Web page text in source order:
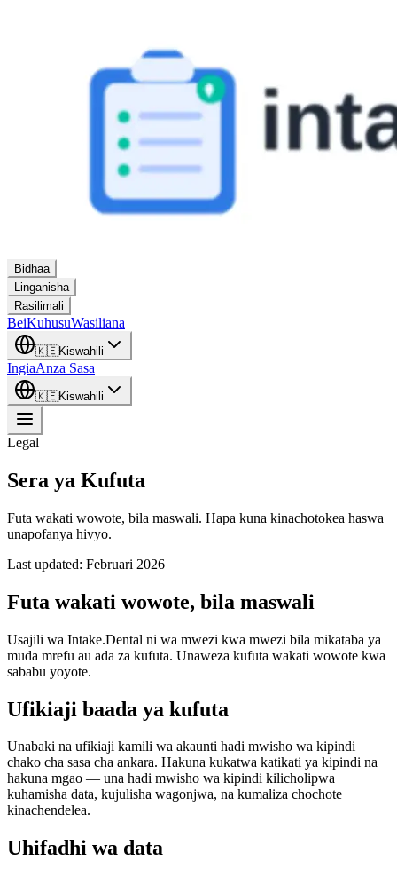
Bidhaa
Linganisha
Rasilimali
BeiKuhusuWasiliana
🇰🇪Kiswahili
IngiaAnza Sasa
🇰🇪Kiswahili
Legal
Sera ya Kufuta
Futa wakati wowote, bila maswali. Hapa kuna kinachotokea haswa
unapofanya hivyo.
Last updated: Februari 2026
Futa wakati wowote, bila maswali
Usajili wa Intake.Dental ni wa mwezi kwa mwezi bila mikataba ya
muda mrefu au ada za kufuta. Unaweza kufuta wakati wowote kwa
sababu yoyote.
Ufikiaji baada ya kufuta
Unabaki na ufikiaji kamili wa akaunti hadi mwisho wa kipindi
chako cha sasa cha ankara. Hakuna kukatwa katikati ya kipindi na
hakuna mgao — una hadi mwisho wa kipindi kilicholipwa
kuhamisha data, kujulisha wagonjwa, na kumaliza chochote
kinachendelea.
Uhifadhi wa data